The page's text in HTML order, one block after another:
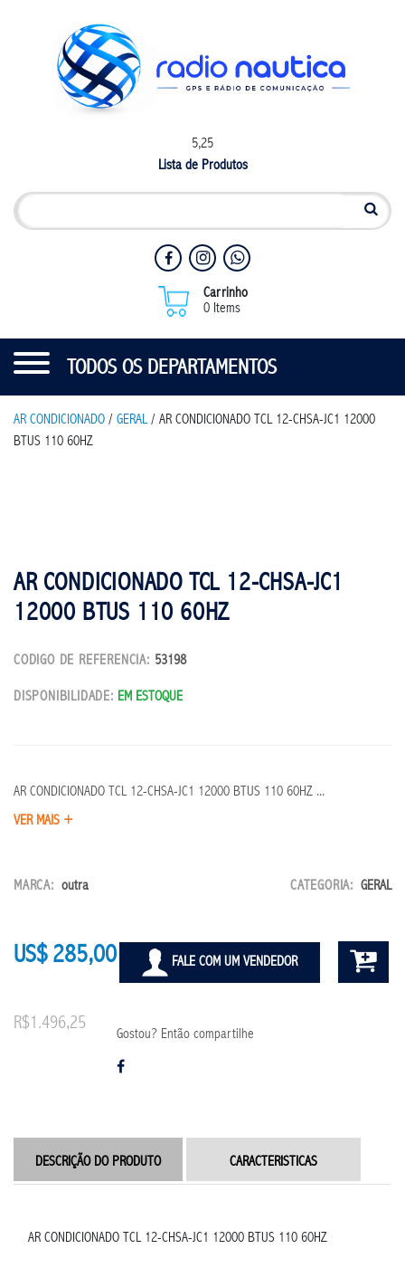
5,25
Lista de Produtos
Carrinho
0 Items
TODOS OS DEPARTAMENTOS
AR CONDICIONADO / GERAL/ AR CONDICIONADO TCL 12-CHSA-JC1 12000
BTUS 110 60HZ
AR CONDICIONADO TCL 12-CHSA-JC1
12000 BTUS 110 60HZ
CODIGO DE REFERENCIA: 53198
DISPONIBILIDADE: EM ESTOQUE
AR CONDICIONADO TCL 12-CHSA-JC1 12000 BTUS 110 60HZ ...
VER MAIS +
MARCA: outra CATEGORIA: GERAL
US$ 285,00
R$1.496,25
FALE COM UM VENDEDOR
Gostou? Então compartilhe
DESCRIÇÃO DO PRODUTO CARACTERISTICAS
AR CONDICIONADO TCL 12-CHSA-JC1 12000 BTUS 110 60HZ